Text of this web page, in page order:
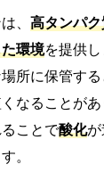
、 高タンパ
環境を提供し
所に保管す
なることが
ことで酸化
。